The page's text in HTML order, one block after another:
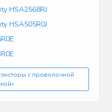
HSA2568RJ
HSA505R0J
с проволочной